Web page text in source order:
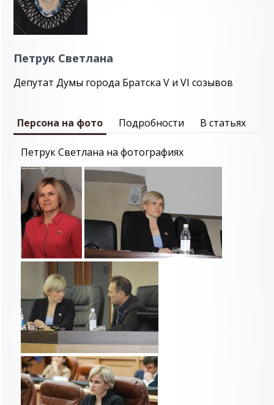
Петрук Светлана
Депутат Думы города Братска V и VI созывов
Персона на фото Подробности В статьях
Петрук Светлана на фотографиях